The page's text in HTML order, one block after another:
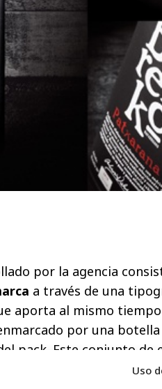
Uso
por la agencia
a través de una
aporta al mismo
por una
pack. Este conjunto de
de Berezko, un